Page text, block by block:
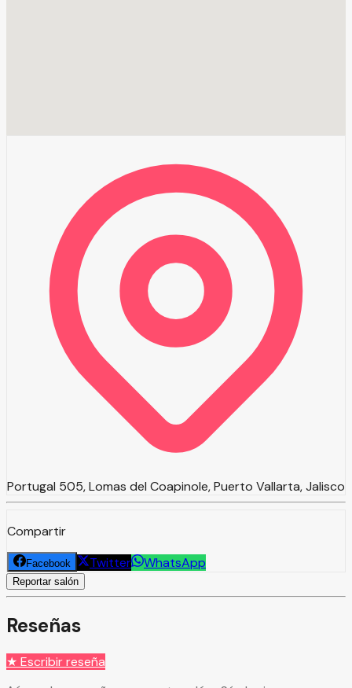
Portugal 505, Lomas del Coapinole, Puerto Vallarta, Jalisco
Compartir
Facebook Twitter WhatsApp
Reportar salón
Reseñas
★ Escribir reseña